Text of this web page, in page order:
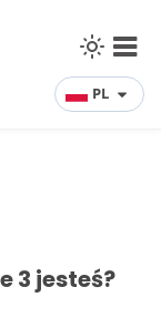
PL
3 jesteś?